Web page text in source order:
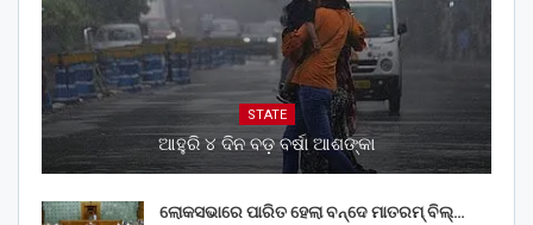
STATE
ଆହୁରି ୪ ଦିନ ବଡ଼ ବର୍ଷା ଆଶଙ୍କା
ଲୋକସଭାରେ ପାରିତ ହେଲା ବନ୍ଦେ ମାତରମ୍‌ ବିଲ୍‌…